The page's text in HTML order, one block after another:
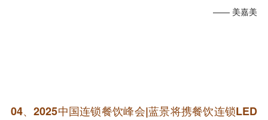
—— 美嘉美
04、2025中国连锁餐饮峰会|蓝景将携餐饮连锁LED